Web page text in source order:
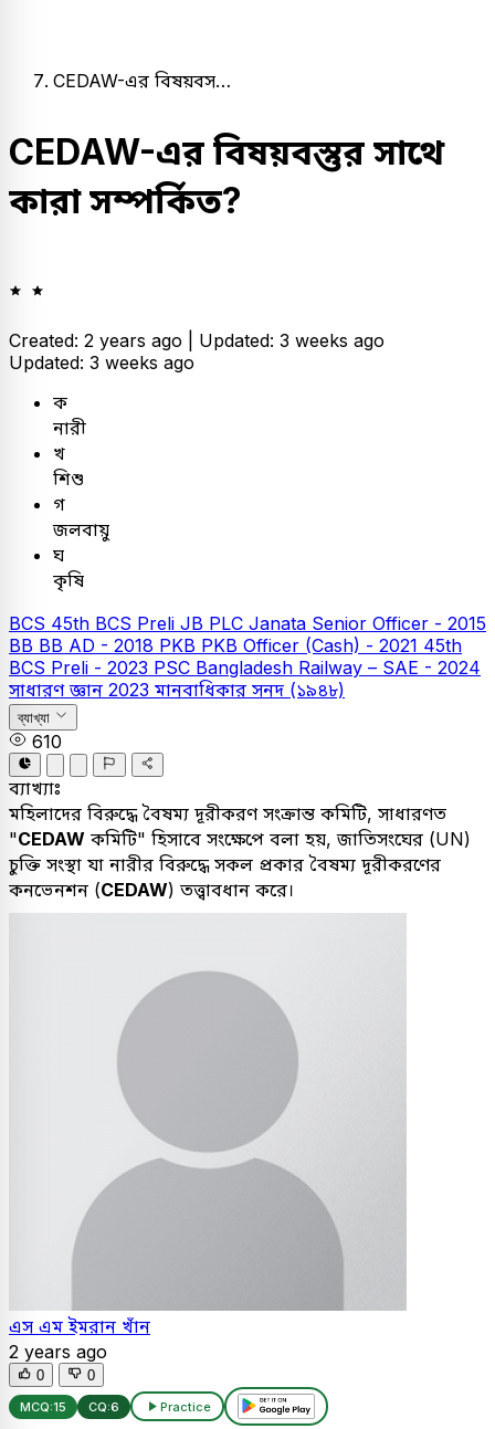
CEDAW-এর বিষয়বস…
CEDAW-এর বিষয়বস্তুর সাথে
কারা সম্পর্কিত?
Created: 2 years ago | Updated: 3 weeks ago
Updated: 3 weeks ago
ক
নারী
খ
শিশু
গ
জলবায়ু
ঘ
কৃষি
BCS 45th BCS Preli JB PLC Janata Senior Officer - 2015
BB BB AD - 2018 PKB PKB Officer (Cash) - 2021 45th
BCS Preli - 2023 PSC Bangladesh Railway – SAE - 2024
সাধারণ জ্ঞান 2023 মানবাধিকার সনদ (১৯৪৮)
ব্যাখ্যা
610
ব্যাখ্যাঃ
মহিলাদের বিরুদ্ধে বৈষম্য দূরীকরণ সংক্রান্ত কমিটি, সাধারণত
"CEDAW কমিটি" হিসাবে সংক্ষেপে বলা হয়, জাতিসংঘের (UN)
চুক্তি সংস্থা যা নারীর বিরুদ্ধে সকল প্রকার বৈষম্য দূরীকরণের
কনভেনশন (CEDAW) তত্ত্বাবধান করে।
এস এম ইমরান খাঁন
2 years ago
0 0
MCQ:15 CQ:6 Practice